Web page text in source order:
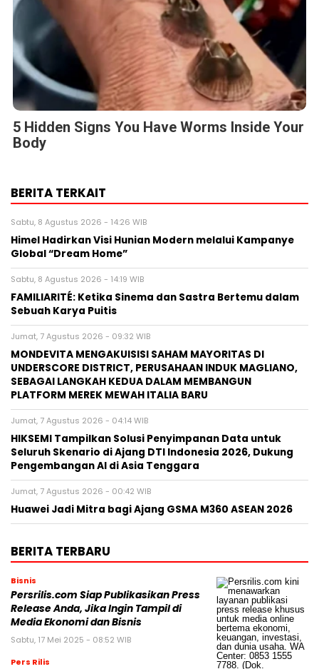
5 Hidden Signs You Have Worms Inside Your
Body
BERITA TERKAIT
Sabtu, 8 Agustus 2026 - 14:26 WIB
Himel Hadirkan Visi Hunian Modern melalui Kampanye
Global “Dream Home”
Sabtu, 8 Agustus 2026 - 14:19 WIB
FAMILIARITÉ: Ketika Sinema dan Sastra Bertemu dalam
Sebuah Karya Puitis
Jumat, 7 Agustus 2026 - 09:32 WIB
MONDEVITA MENGAKUISISI SAHAM MAYORITAS DI
UNDERSCORE DISTRICT, PERUSAHAAN INDUK MAGLIANO,
SEBAGAI LANGKAH KEDUA DALAM MEMBANGUN
PLATFORM MEREK MEWAH ITALIA BARU
Jumat, 7 Agustus 2026 - 04:14 WIB
HIKSEMI Tampilkan Solusi Penyimpanan Data untuk
Seluruh Skenario di Ajang DTI Indonesia 2026, Dukung
Pengembangan AI di Asia Tenggara
Jumat, 7 Agustus 2026 - 00:42 WIB
Huawei Jadi Mitra bagi Ajang GSMA M360 ASEAN 2026
BERITA TERBARU
Bisnis
Persrilis.com Siap Publikasikan Press
Release Anda, Jika Ingin Tampil di
Media Ekonomi dan Bisnis
Sabtu, 17 Mei 2025 - 08:52 WIB
Pers Rilis